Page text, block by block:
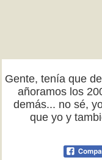
Gente, tenía que
añoramos los
demás... no sé,
que yo y